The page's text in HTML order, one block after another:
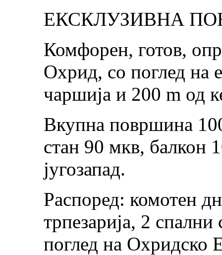
ЕКСКЛУЗИВНА
Комфорен, готов,
Охрид, со поглед на
чаршија и 200 m од
Вкупна површина
стан 90 мкв, балкон
југозапад.
Распоред: комотен
трпезарија, 2
поглед на Охридско